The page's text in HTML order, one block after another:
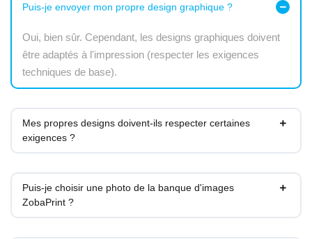
Puis-je envoyer mon propre design graphique ?
Oui, bien sûr. Cependant, les designs graphiques doivent
être adaptés à l'impression (respecter les exigences
techniques de base).
Mes propres designs doivent-ils respecter certaines
exigences ?
Puis-je choisir une photo de la banque d'images
ZobaPrint ?